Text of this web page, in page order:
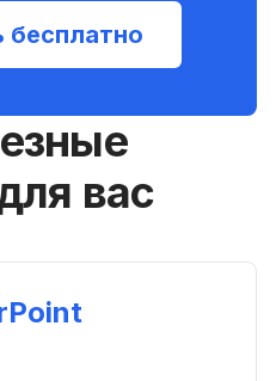
бесплатно
вас